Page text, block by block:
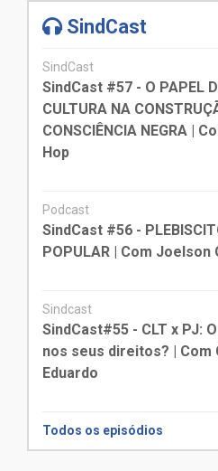
SindCast
SindCast
SindCast #57 - O PAPEL
CULTURA NA
CONSCIÊNCIA NEGRA |
Hop
Podcast
SindCast #56 -
POPULAR | Com Joelson
Sindcast
SindCast#55 - CLT x PJ:
nos seus direitos? | Com
Eduardo
Todos os episódios